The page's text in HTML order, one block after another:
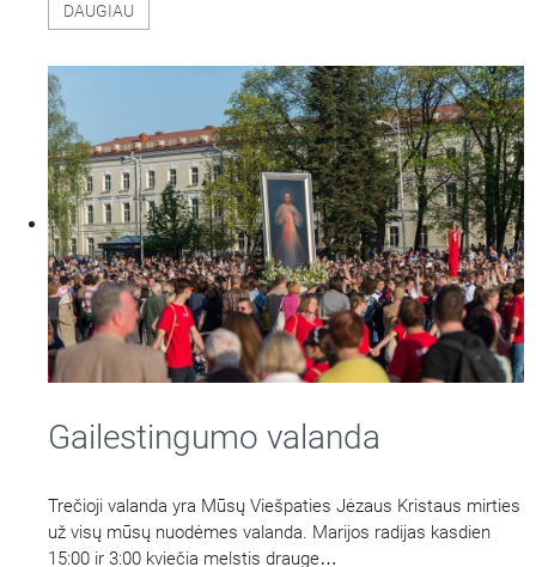
DAUGIAU
Gailestingumo valanda
Trečioji valanda yra Mūsų Viešpaties Jėzaus Kristaus mirties
už visų mūsų nuodėmes valanda. Marijos radijas kasdien
15:00 ir 3:00 kviečia melstis drauge…